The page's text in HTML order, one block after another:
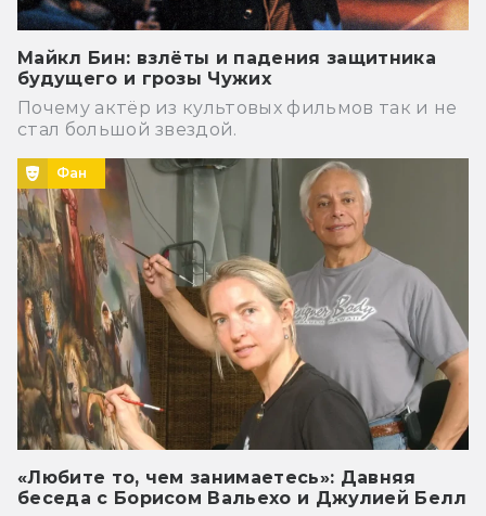
Майкл Бин: взлёты и падения защитника
будущего и грозы Чужих
Почему актёр из культовых фильмов так и не
стал большой звездой.
Фан
«Любите то, чем занимаетесь»: Давняя
беседа с Борисом Вальехо и Джулией Белл